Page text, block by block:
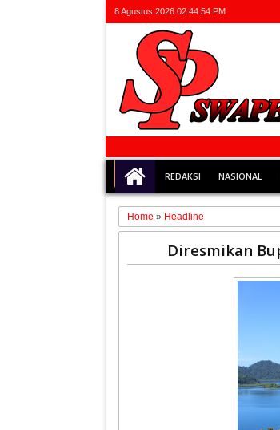
8 Agustus 2026 02:44:55 PM
REDAKSI NASIONAL
Home » Headline
Diresmikan